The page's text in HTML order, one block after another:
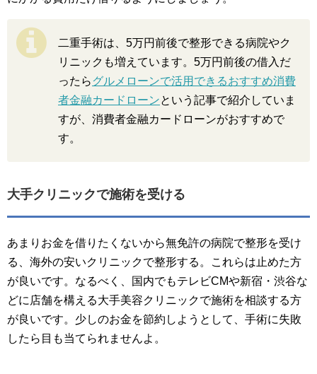
二重手術は、5万円前後で整形できる病院やク
リニックも増えています。5万円前後の借入だ
ったらグルメローンで活用できるおすすめ消費
者金融カードローンという記事で紹介していま
すが、消費者金融カードローンがおすすめで
す。
大手クリニックで施術を受ける
あまりお金を借りたくないから無免許の病院で整形を受け
る、海外の安いクリニックで整形する。これらは止めた方
が良いです。なるべく、国内でもテレビCMや新宿・渋谷な
どに店舗を構える大手美容クリニックで施術を相談する方
が良いです。少しのお金を節約しようとして、手術に失敗
したら目も当てられませんよ。